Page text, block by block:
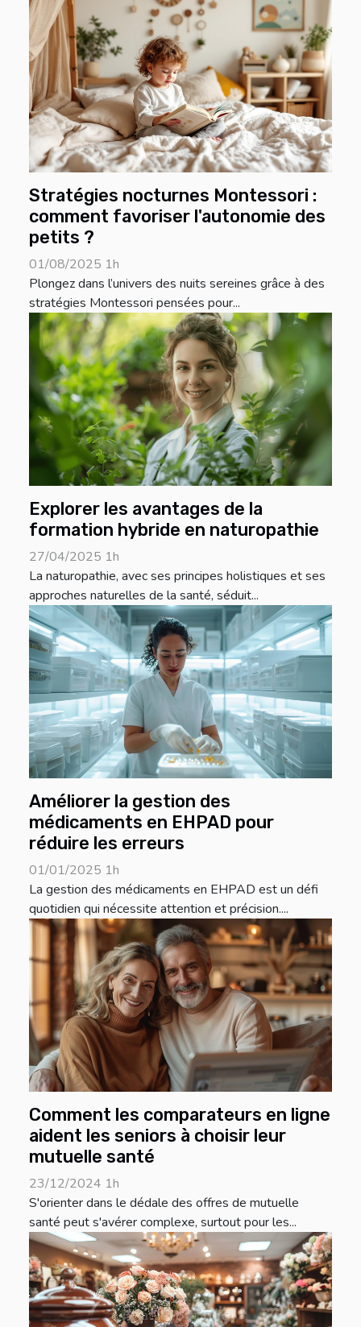
Stratégies nocturnes Montessori :
comment favoriser l'autonomie des
petits ?
01/08/2025 1h
Plongez dans l’univers des nuits sereines grâce à des
stratégies Montessori pensées pour...
Explorer les avantages de la
formation hybride en naturopathie
27/04/2025 1h
La naturopathie, avec ses principes holistiques et ses
approches naturelles de la santé, séduit...
Améliorer la gestion des
médicaments en EHPAD pour
réduire les erreurs
01/01/2025 1h
La gestion des médicaments en EHPAD est un défi
quotidien qui nécessite attention et précision....
Comment les comparateurs en ligne
aident les seniors à choisir leur
mutuelle santé
23/12/2024 1h
S'orienter dans le dédale des offres de mutuelle
santé peut s'avérer complexe, surtout pour les...